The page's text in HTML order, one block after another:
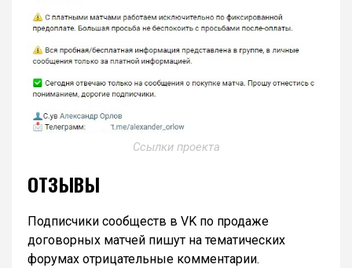
Ссылки проекта
ОТЗЫВЫ
Подписчики сообществ в VK по продаже
договорных матчей пишут на тематических
форумах отрицательные комментарии.